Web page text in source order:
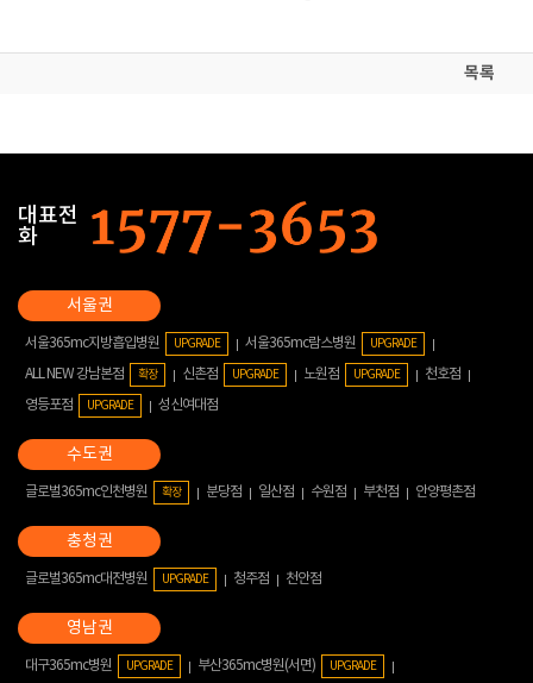
목록
대표전
화
서울365mc지방흡입병원 UPGRADE 서울365mc람스병원 UPGRADE
ALL NEW 강남본점 확장 신촌점 UPGRADE 노원점 UPGRADE
천호점
영등포점
UPGRADE 성신여대점
글로벌365mc인천병원 확장 분당점 일산점 수원점 부천점 안양평촌점
글로벌365mc대전병원 UPGRADE 청주점 천안점
대구365mc병원 UPGRADE 부산365mc병원(서면) UPGRADE